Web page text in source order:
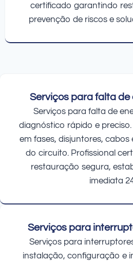
certificado garantindo
prevenção de riscos e
Serviços para falta de
Serviços para falta de
diagnóstico rápido e
em fases, disjuntores, cabos
do circuito. Profissional
restauração segura,
imediata
Serviços para
Serviços para
instalação, configuração e